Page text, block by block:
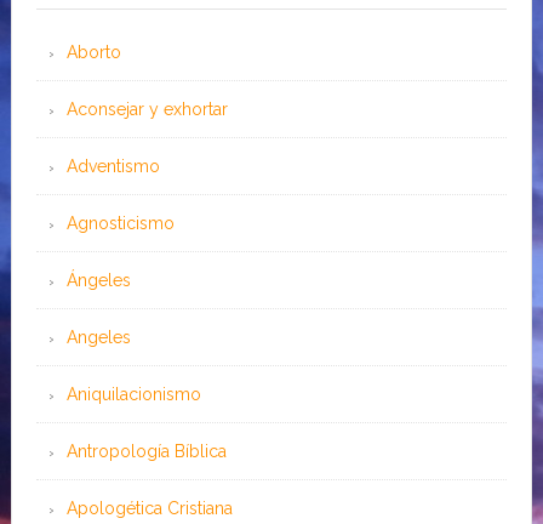
Aborto
Aconsejar y exhortar
Adventismo
Agnosticismo
Ángeles
Angeles
Aniquilacionismo
Antropología Bíblica
Apologética Cristiana